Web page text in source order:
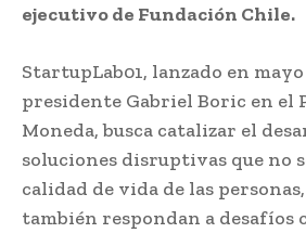
ejecutivo de Fundación Chile.
StartupLab01, lanzado en
presidente Gabriel Boric en el
Moneda, busca catalizar el
soluciones disruptivas que no
calidad de vida de las
también respondan a desafíos